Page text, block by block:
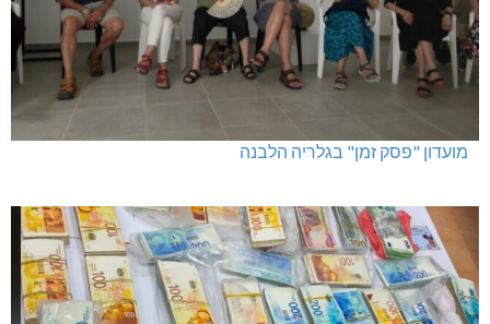
מועדון "פסק זמן" בגלריה הלבנה